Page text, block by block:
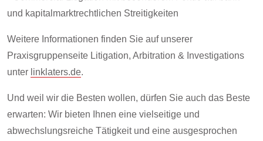
und kapitalmarktrechtlichen Streitigkeiten
Weitere Informationen finden Sie auf unserer
Praxisgruppenseite Litigation, Arbitration & Investigations
unter linklaters.de.
Und weil wir die Besten wollen, dürfen Sie auch das Beste
erwarten: Wir bieten Ihnen eine vielseitige und
abwechslungsreiche Tätigkeit und eine ausgesprochen